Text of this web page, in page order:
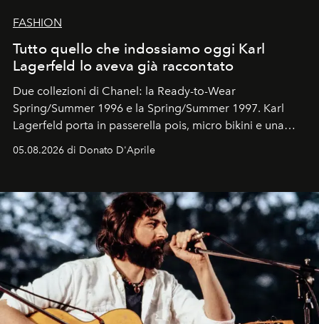
FASHION
Tutto quello che indossiamo oggi Karl
Lagerfeld lo aveva già raccontato
Due collezioni di Chanel: la Ready-to-Wear
Spring/Summer 1996 e la Spring/Summer 1997. Karl
Lagerfeld porta in passerella pois, micro bikini e una
Kate, Claudia e Carla una dietro l'altra. Trent'anni dopo,
uno dei documenti più contemporanei che abbiamo.
05.08.2026 di Donato D'Aprile